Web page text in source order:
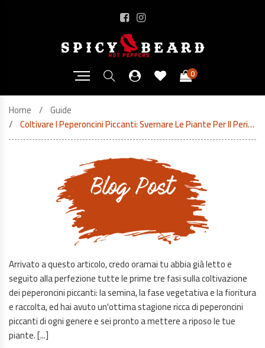
0
Home
Guide
Coltivare I Peperoncini Piccanti: Svernare Le Piante Per Il Periodo Invernale
Blog Post
Arrivato a questo articolo, credo oramai tu abbia già letto e
seguito alla perfezione tutte le prime tre fasi sulla coltivazione
dei peperoncini piccanti: la semina, la fase vegetativa e la fioritura
e raccolta, ed hai avuto un'ottima stagione ricca di peperoncini
piccanti di ogni genere e sei pronto a mettere a riposo le tue
piante. [...]